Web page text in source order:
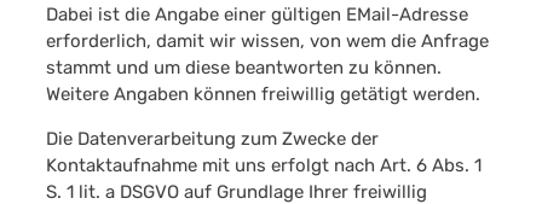
Dabei ist die Angabe einer gültigen EMail-Adresse
erforderlich, damit wir wissen, von wem die Anfrage
stammt und um diese beantworten zu können.
Weitere Angaben können freiwillig getätigt werden.
Die Datenverarbeitung zum Zwecke der
Kontaktaufnahme mit uns erfolgt nach Art. 6 Abs. 1
S. 1 lit. a DSGVO auf Grundlage Ihrer freiwillig